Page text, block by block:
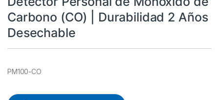
Carbono (CO) | Durabilidad 2 Años
Desechable
PM100-CO